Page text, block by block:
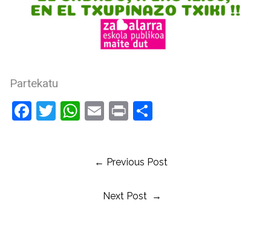
Partekatu
Facebook
Twitter
WhatsApp
Email
PrintCompartir
← Previous Post
Next Post →